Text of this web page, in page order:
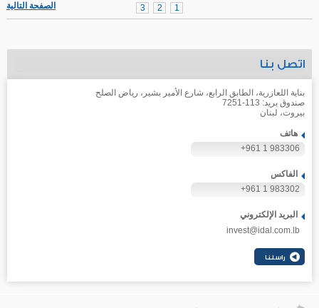
الصفحة التالية 1
2
3
اتصل بنا
بناية اللعازرية، الطابق الرابع، شارع الأمير بشير، رياض الصلح
صندوق بريد: 113-7251
بيروت، لبنان
هاتف
+961 1 983306
الفاكس
+961 1 983302
البريد الإلكتروني
invest@idal.com.lb